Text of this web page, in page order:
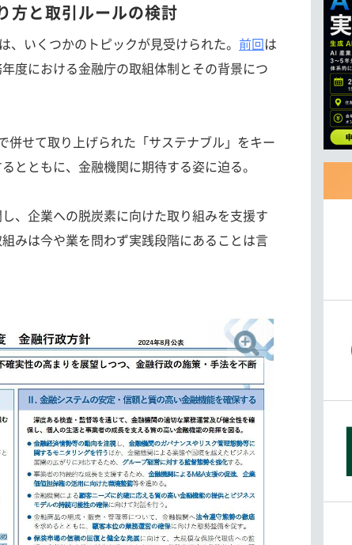
方と取引ルールの検討
いくつかのトピックが見受けられた。 前回は
度における金融庁の取組体制とその背景につ
せて取り上げられた「サステナブル」をキー
とともに、金融機関に期待する姿に迫る。
、企業への脱炭素に向けた取り組みを支援す
みは今や業を問わず実践段階にあることは言